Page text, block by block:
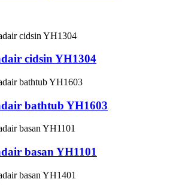
cidsin YH1304
bathtub YH1603
basan YH1101